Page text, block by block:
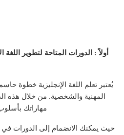
أولاً : الدورات المتاحة لتطوير
يُعتبر تعلم اللغة الإنجليزية خطوة
المهنية والشخصية. من خلال هذه
مهاراتك
حيث يمكنك الانضمام إلى الدورات